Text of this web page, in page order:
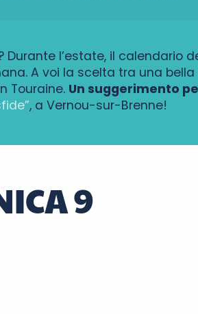
l’estate, il calendario
A voi la scelta tra una bella
Touraine. Un suggerimento
, a Vernou-sur-Brenne!
9